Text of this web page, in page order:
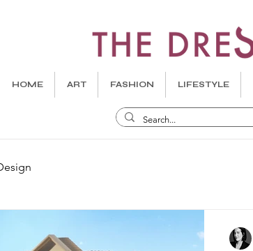
HOME ART FASHION LIFESTYLE